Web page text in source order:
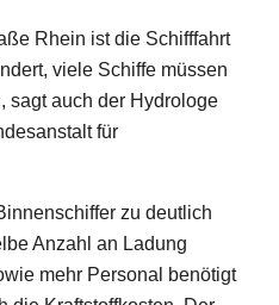
Rhein ist die Schifffahrt
viele Schiffe müssen
sagt auch der Hydrologe
für
zu deutlich
Anzahl an Ladung
mehr Personal benötigt